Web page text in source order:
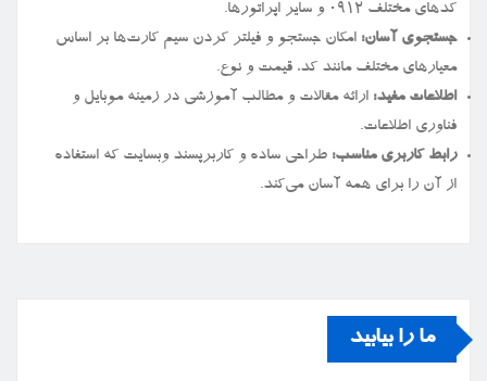
کدهای مختلف ۰۹۱۲ و سایر اپراتورها.
جستجوی آسان: امکان جستجو و فیلتر کردن سیم کارت‌ها بر اساس
معیارهای مختلف مانند کد، قیمت و نوع.
اطلاعات مفید: ارائه مقالات و مطالب آموزشی در زمینه موبایل و
فناوری اطلاعات.
رابط کاربری مناسب: طراحی ساده و کاربرپسند وبسایت که استفاده
از آن را برای همه آسان می‌کند.
ما را بیابید